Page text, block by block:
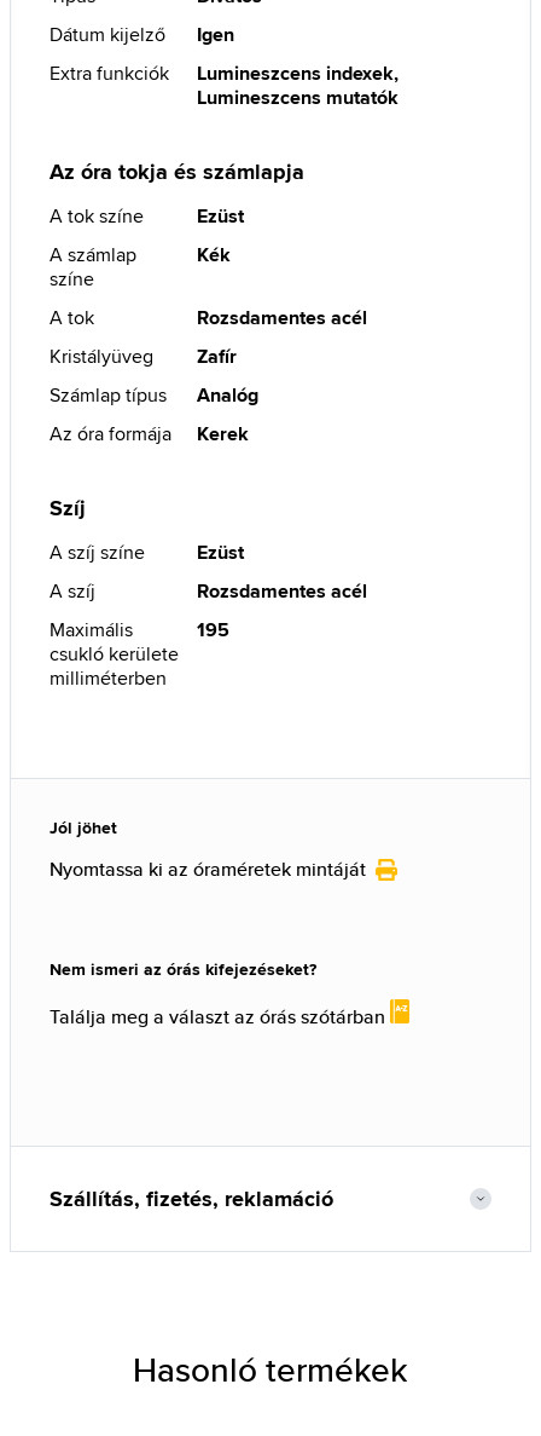
Dátum kijelző
Igen
Extra funkciók
Lumineszcens indexek,
Lumineszcens mutatók
Az óra tokja és számlapja
A tok színe
Ezüst
A számlap
színe
Kék
A tok
Rozsdamentes acél
Kristályüveg
Zafír
Számlap típus
Analóg
Az óra formája
Kerek
Szíj
A szíj színe
Ezüst
A szíj
Rozsdamentes acél
Maximális
csukló kerülete
milliméterben
195
Jól jöhet
Nyomtassa ki az óraméretek mintáját
Nem ismeri az órás kifejezéseket?
Találja meg a választ az órás szótárban
Szállítás, fizetés, reklamáció
Hasonló termékek